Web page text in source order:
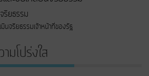
ริยธรรม
มินจริยธรรมเจ้าหน้าที่ของรัฐ
มโปร่งใส